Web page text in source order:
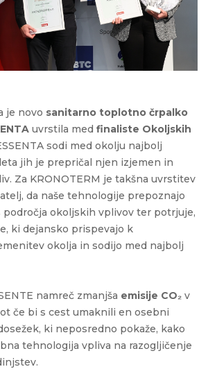
je novo sanitarno toplotno črpalko
uvrstila med finaliste Okoljskih
sodi med okolju najbolj
jih je prepričal njen izjemen in
Za KRONOTERM je takšna uvrstitev
da naše tehnologije prepoznajo
okoljskih vplivov ter potrjuje,
ki dejansko prispevajo k
okolja in sodijo med najbolj
namreč zmanjša emisije CO₂ v
če bi s cest umaknili en osebni
ki neposredno pokaže, kako
tehnologija vpliva na razogljičenje